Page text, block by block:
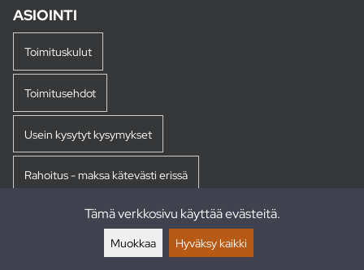
ASIOINTI
Toimituskulut
Toimitusehdot
Usein kysytyt kysymykset
Rahoitus - maksa kätevästi erissä
Tämä verkkosivu käyttää evästeitä.
Muokkaa Hyväksy kaikki